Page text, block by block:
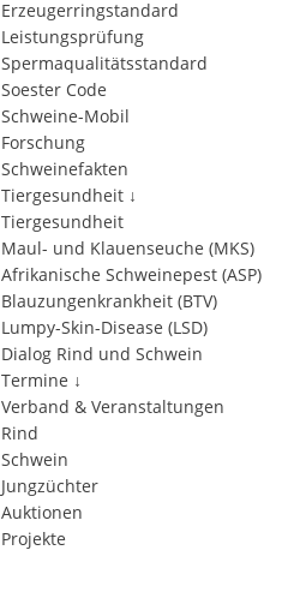
Erzeugerringstandard
Leistungsprüfung
Spermaqualitätsstandard
Soester Code
Schweine-Mobil
Forschung
Schweinefakten
Tiergesundheit ↓
Tiergesundheit
Maul- und Klauenseuche (MKS)
Afrikanische Schweinepest (ASP)
Blauzungenkrankheit (BTV)
Lumpy-Skin-Disease (LSD)
Dialog Rind und Schwein
Termine ↓
Verband & Veranstaltungen
Rind
Schwein
Jungzüchter
Auktionen
Projekte